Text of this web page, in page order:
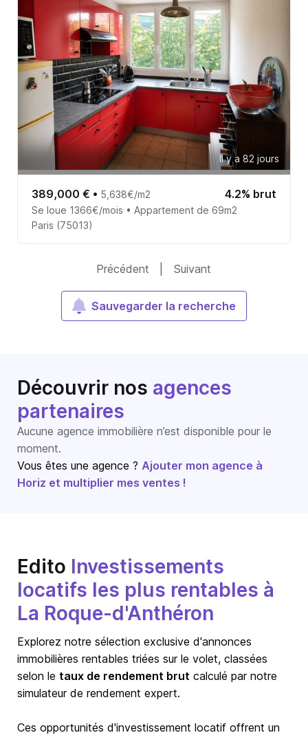
Il y a 82 jours
389,000 € • 5,638€/m2 4.2% brut
Se loue 1366€/mois • Appartement de 69m2
Paris (75013)
Précédent Suivant
Sauvegarder la recherche
Découvrir nos agences
partenaires
Aucune agence immobilière n’est disponible pour le
moment.
Vous êtes une agence ? Ajouter mon agence à
Horiz et multiplier mes ventes !
Edito Investissements
locatifs les plus rentables à
La Roque-d'Anthéron
Explorez notre sélection exclusive d'annonces
immobilières rentables triées sur le volet, classées
selon le taux de rendement brut calculé par notre
simulateur de rendement expert.
Ces opportunités d'investissement locatif offrent un